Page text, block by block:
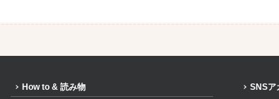
How to & 読み物
SNSア